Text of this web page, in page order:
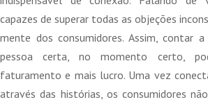
capazes de superar todas as objeções
mente dos consumidores. Assim, contar
pessoa certa, no momento certo,
faturamento e mais lucro. Uma vez
através das histórias, os consumidores